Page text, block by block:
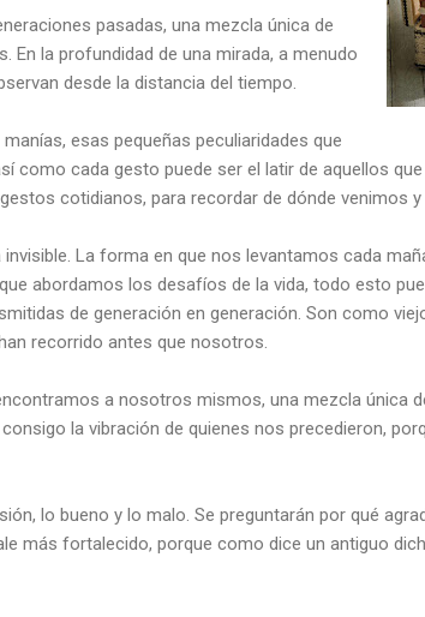
pasadas, una mezcla única de
la profundidad de una mirada, a menudo
desde la distancia del tiempo.
esas pequeñas peculiaridades que
como cada gesto puede ser el latir de aquellos
cotidianos, para recordar de dónde venimos y
La forma en que nos levantamos cada
abordamos los desafíos de la vida, todo esto
de generación en generación. Son como
recorrido antes que nosotros.
a nosotros mismos, una mezcla única
la vibración de quienes nos precedieron,
lo bueno y lo malo. Se preguntarán por qué
más fortalecido, porque como dice un antiguo